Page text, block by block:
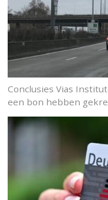
Conclusies Vias
een bon hebben